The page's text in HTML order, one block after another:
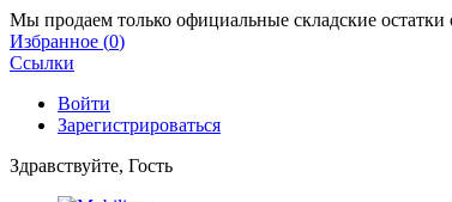
Мы продаем только официальные складские
Избранное (0)
Ссылки
Войти
Зарегистрироваться
Здравствуйте, Гость